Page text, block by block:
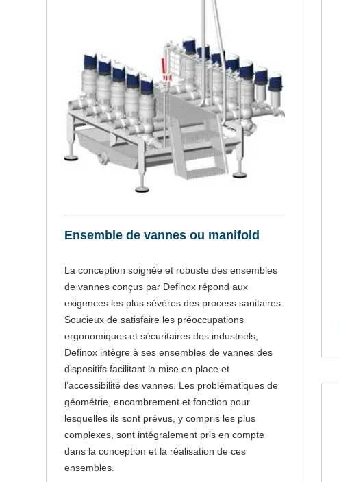
Ensemble de vannes ou manifold
La conception soignée et robuste des ensembles
de vannes conçus par Definox répond aux
exigences les plus sévères des process sanitaires.
Soucieux de satisfaire les préoccupations
ergonomiques et sécuritaires des industriels,
Definox intègre à ses ensembles de vannes des
dispositifs facilitant la mise en place et
l’accessibilité des vannes. Les problématiques de
géométrie, encombrement et fonction pour
lesquelles ils sont prévus, y compris les plus
complexes, sont intégralement pris en compte
dans la conception et la réalisation de ces
ensembles.